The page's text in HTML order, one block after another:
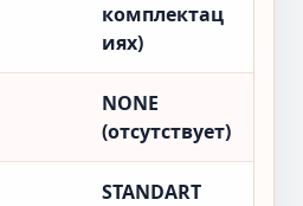
комплектац
иях)
NONE
(отсутствует)
STANDART